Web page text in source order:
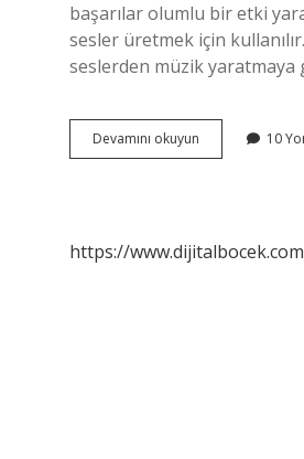
başarılar olumlu bir etki
sesler üretmek için
seslerden müzik
Devamını okuyun Enstrüman
Çalmak
10
https://